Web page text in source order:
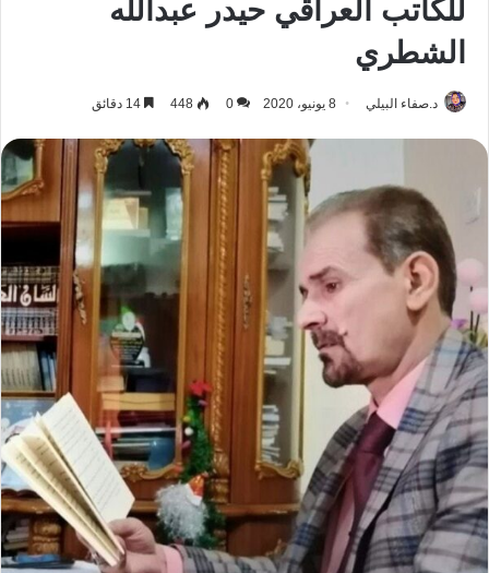
للكاتب العراقي حيدر عبدالله
الشطري
د.صفاء البيلي 8 يونيو، 2020 0
448